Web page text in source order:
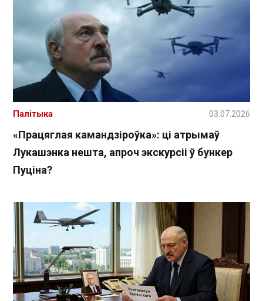
«Працяглая камандзіроўка»: ці атрымаў
Лукашэнка нешта, апроч экскурсіі ў бункер
Пуціна?
Палітыка 03.07.2026